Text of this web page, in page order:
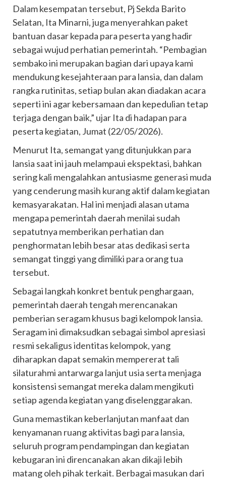
Dalam kesempatan tersebut, Pj Sekda Barito
Selatan, Ita Minarni, juga menyerahkan paket
bantuan dasar kepada para peserta yang hadir
sebagai wujud perhatian pemerintah. “Pembagian
sembako ini merupakan bagian dari upaya kami
mendukung kesejahteraan para lansia, dan dalam
rangka rutinitas, setiap bulan akan diadakan acara
seperti ini agar kebersamaan dan kepedulian tetap
terjaga dengan baik,” ujar Ita di hadapan para
peserta kegiatan, Jumat (22/05/2026).
Menurut Ita, semangat yang ditunjukkan para
lansia saat ini jauh melampaui ekspektasi, bahkan
sering kali mengalahkan antusiasme generasi muda
yang cenderung masih kurang aktif dalam kegiatan
kemasyarakatan. Hal ini menjadi alasan utama
mengapa pemerintah daerah menilai sudah
sepatutnya memberikan perhatian dan
penghormatan lebih besar atas dedikasi serta
semangat tinggi yang dimiliki para orang tua
tersebut.
Sebagai langkah konkret bentuk penghargaan,
pemerintah daerah tengah merencanakan
pemberian seragam khusus bagi kelompok lansia.
Seragam ini dimaksudkan sebagai simbol apresiasi
resmi sekaligus identitas kelompok, yang
diharapkan dapat semakin mempererat tali
silaturahmi antarwarga lanjut usia serta menjaga
konsistensi semangat mereka dalam mengikuti
setiap agenda kegiatan yang diselenggarakan.
Guna memastikan keberlanjutan manfaat dan
kenyamanan ruang aktivitas bagi para lansia,
seluruh program pendampingan dan kegiatan
kebugaran ini direncanakan akan dikaji lebih
matang oleh pihak terkait. Berbagai masukan dari